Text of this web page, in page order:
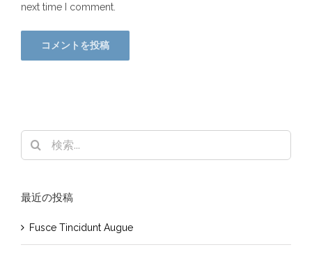
next time I comment.
索
最近の投稿
Fusce Tincidunt Augue